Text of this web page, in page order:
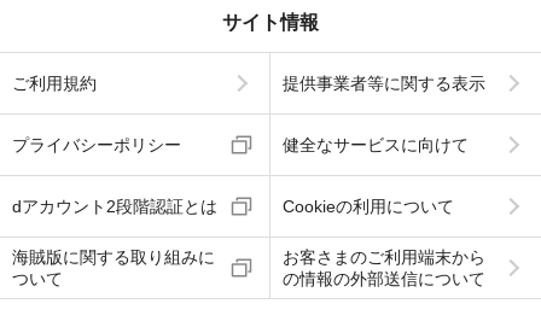
サイト情報
ご利用規約 提供事業者等に関する表示
プライバシーポリシー 健全なサービスに向けて
dアカウント2段階認証とは Cookieの利用について
海賊版に関する取り組みに
ついて
お客さまのご利用端末から
の情報の外部送信について